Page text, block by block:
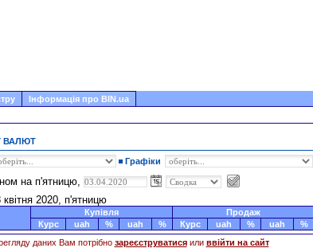
Інформація про BIN.ua
ВАЛЮТ
Графіки
на п'ятницю,
2020, п'ятницю
Купівля
Продаж
Курс
uah % uah % Курс uah % uah
%
даних Вам потрібно зареєструватисяили ввійти на сайт